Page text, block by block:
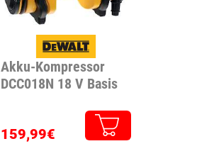
Akku-Kompressor
DCC018N 18 V Basis
159,99€